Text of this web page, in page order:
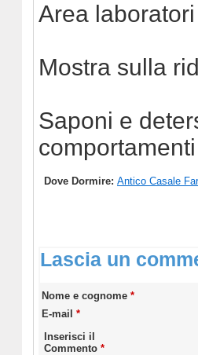
Area
Mostra sulla
Saponi e
Dove Dormire: Antico Casale
Lascia un
Nome e cognome *
E-mail *
Inserisci il
Commento *